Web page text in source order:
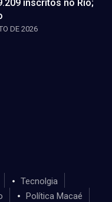
inscritos no Rio;
DE 2026
Tecnolgia
Política Macaé